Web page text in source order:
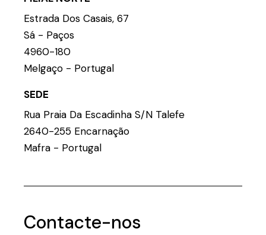
Estrada Dos Casais, 67
Sá - Paços
4960-180
Melgaço - Portugal
SEDE
Rua Praia Da Escadinha S/N Talefe
2640-255 Encarnação
Mafra - Portugal
Contacte-nos